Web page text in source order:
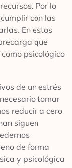
Por lo
con las
En estos
que
psicológico
de un estrés
tomar
reducir a cero
siguen
de forma
y psicológica